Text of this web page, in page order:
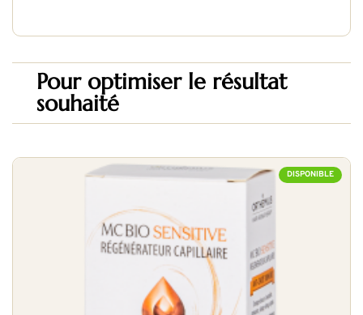
Pour optimiser le résultat
souhaité
DISPONIBLE